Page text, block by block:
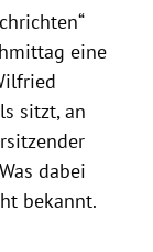
eine
sitzt, an
dabei
bekannt.